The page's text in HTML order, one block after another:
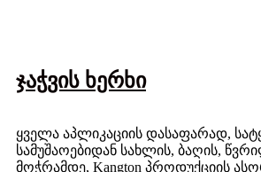
ჯაჭვის ხერხი
ყველა აპლიკაციის დასაფარად,
სამუშაოებიდან სახლის, ბაღის,
მოჭრამდე, Kangton პროდუქციის